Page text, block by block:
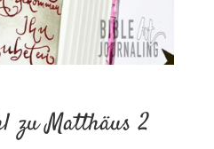
zu Matthäus 2